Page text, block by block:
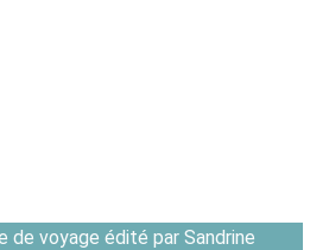
de voyage édité par Sandrine